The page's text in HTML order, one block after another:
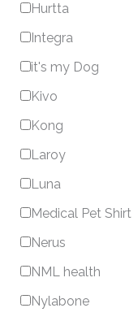
Hurtta
Integra
it's my Dog
Kivo
Kong
Laroy
Luna
Medical Pet Shirt
Nerus
NML health
Nylabone